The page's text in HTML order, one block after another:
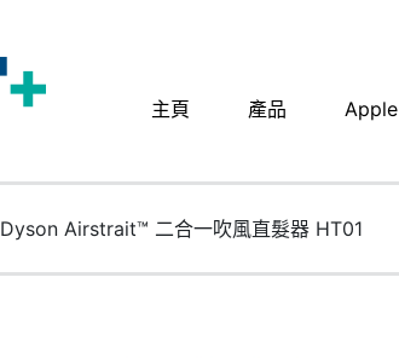
主頁 產品 Apple
Dyson Airstrait™ 二合一吹風直髮器 HT01